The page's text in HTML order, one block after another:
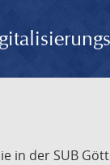
in der SUB